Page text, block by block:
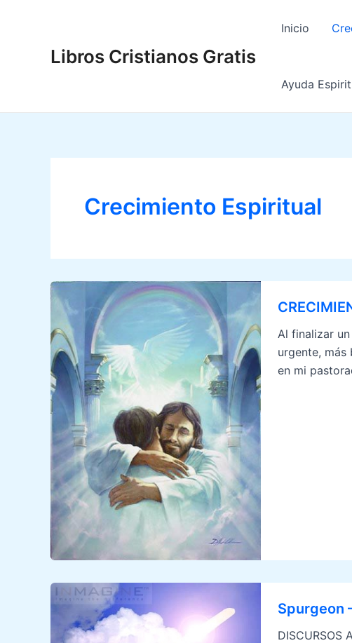
Libros Cristianos Gratis
Inicio
Ayuda
Crecimiento Espiritual
Al finalizar
urgente, más
en mi
Spurgeon
DISCURSOS